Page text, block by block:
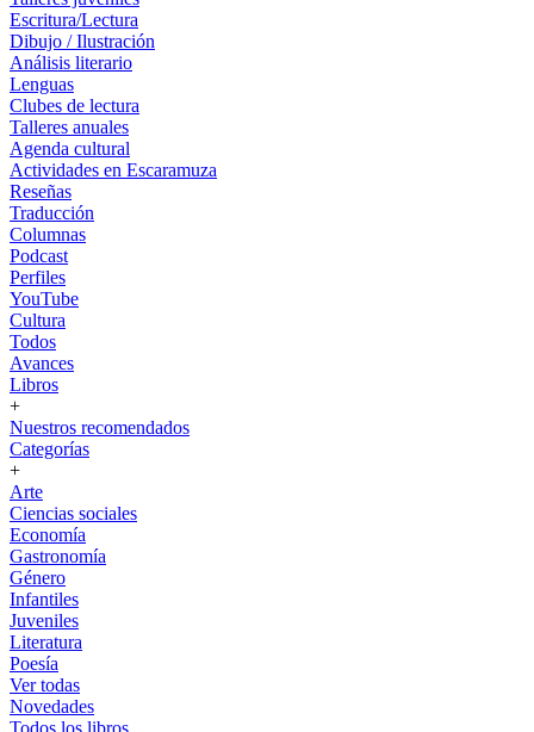
Escritura/Lectura
Dibujo / Ilustración
Análisis literario
Lenguas
Clubes de lectura
Talleres anuales
Agenda cultural
Actividades en Escaramuza
Reseñas
Traducción
Columnas
Podcast
Perfiles
YouTube
Cultura
Todos
Avances
Libros
+
Nuestros recomendados
Categorías
+
Arte
Ciencias sociales
Economía
Gastronomía
Género
Infantiles
Juveniles
Literatura
Poesía
Ver todas
Novedades
Todos los libros